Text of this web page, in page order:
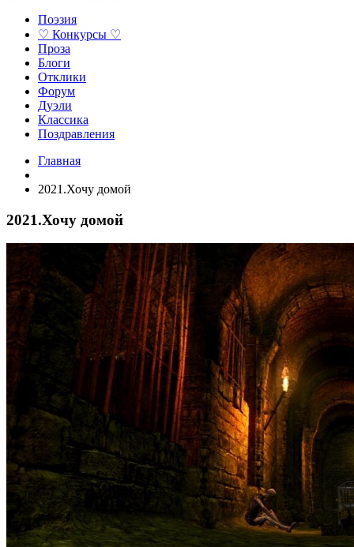
Поэзия
♡ Конкурсы ♡
Проза
Блоги
Отклики
Форум
Дуэли
Классика
Поздравления
Главная
2021.Хочу домой
2021.Хочу домой